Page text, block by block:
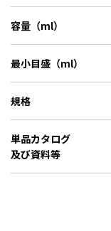
容量（ml）
最小目盛（ml）
規格
単品カタログ
及び資料等